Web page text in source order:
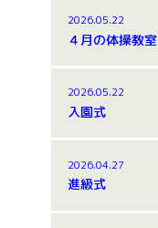
2026.05.22
４月の体操教室
2026.05.22
入園式
2026.04.27
進級式